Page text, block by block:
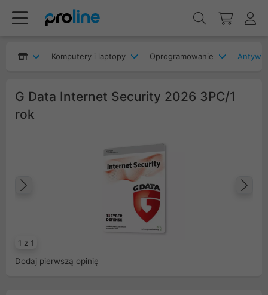
Komputery i laptopy Oprogramowanie
G Data Internet Security 2026 3PC/1
rok
1 z 1
Dodaj pierwszą opinię